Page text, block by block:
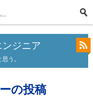
ンジニア
う。
の投稿